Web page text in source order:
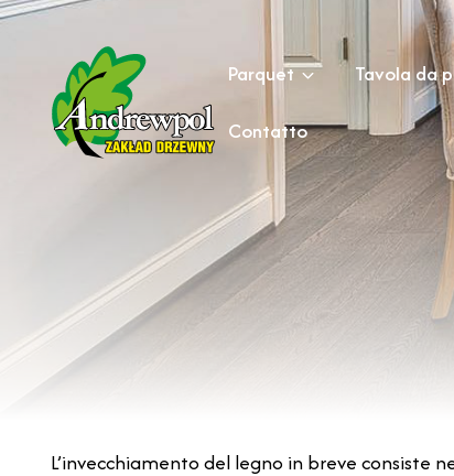
Salta
contenuto
Parquet Tavola da
Contatto
L’invecchiamento del legno in breve